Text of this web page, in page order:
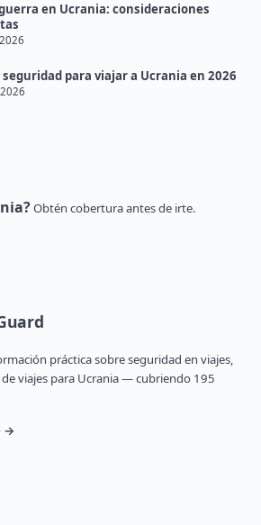
en Ucrania: consideraciones
seguridad para viajar a Ucrania en 2026
Obtén cobertura antes de irte.
práctica sobre seguridad en viajes,
viajes para Ucrania — cubriendo 195
→